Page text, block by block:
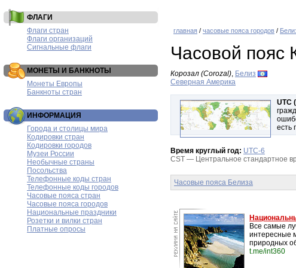
ФЛАГИ
Флаги стран
Флаги организаций
Сигнальные флаги
МОНЕТЫ И БАНКНОТЫ
Монеты Европы
Банкноты стран
ИНФОРМАЦИЯ
Города и столицы мира
Кодировки стран
Кодировки городов
Музеи России
Необычные страны
Посольства
Телефонные коды стран
Телефонные коды городов
Часовые пояса стран
Часовые пояса городов
Национальные праздники
Розетки и вилки стран
Платные опросы
главная / часовые пояса городов /
Часовой пояс
Корозал (Corozal), Белиз
Северная Америка
UTC
есть
Время круглый год: UTC-6
CST — Центральное стандартное
Часовые пояса Белиза
Все самые
интересные
природных
t.me/int360